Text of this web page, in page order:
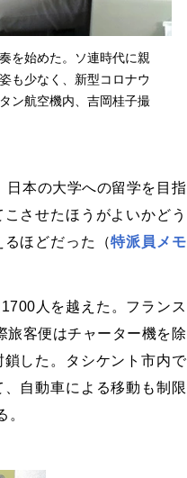
を始めた。ソ連時代に親
も少なく、新型コロナウ
ン航空機内、吉岡桂子撮
日本の大学への留学を目指
させたほうがよいかどう
るほどだった（特派員メモ
人を越えた。フランス
旅客便はチャーター機を除
した。タシケント市内で
自動車による移動も制限